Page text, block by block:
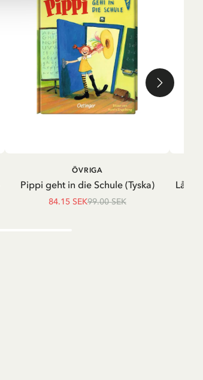
LÄGG I VARUKORG
Pippi geht in die Schule (Tyska)
ÖVRIGA
84.15 SEK99.00 SEK